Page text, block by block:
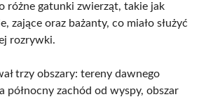
różne gatunki zwierząt, takie jak
zające oraz bażanty, co miało służyć
rozrywki.
trzy obszary: tereny dawnego
północny zachód od wyspy, obszar